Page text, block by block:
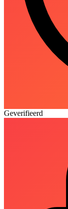
Geverifieerd